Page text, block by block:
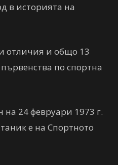
в историята на
отличия и общо 13
по спортна
24 февруари 1973 г.
е на Спортното